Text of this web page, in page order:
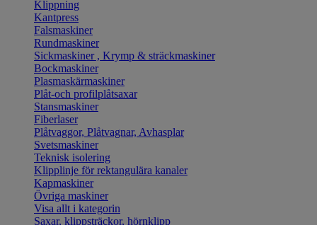
Klippning
Kantpress
Falsmaskiner
Rundmaskiner
Sickmaskiner , Krymp & sträckmaskiner
Bockmaskiner
Plasmaskärmaskiner
Plåt-och profilplåtsaxar
Stansmaskiner
Fiberlaser
Plåtvaggor, Plåtvagnar, Avhasplar
Svetsmaskiner
Teknisk isolering
Klipplinje för rektangulära kanaler
Kapmaskiner
Övriga maskiner
Visa allt i kategorin
Saxar, klippsträckor, hörnklipp